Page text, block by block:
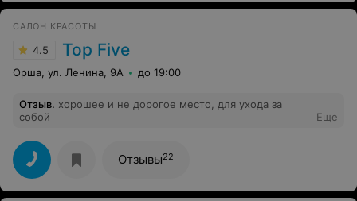
САЛОН КРАСОТЫ
4.5 Top Five
Орша, ул. Ленина, 9А до 19:00
Отзыв. хорошее и не дорогое место, для ухода за
собой
Еще
Отзывы22